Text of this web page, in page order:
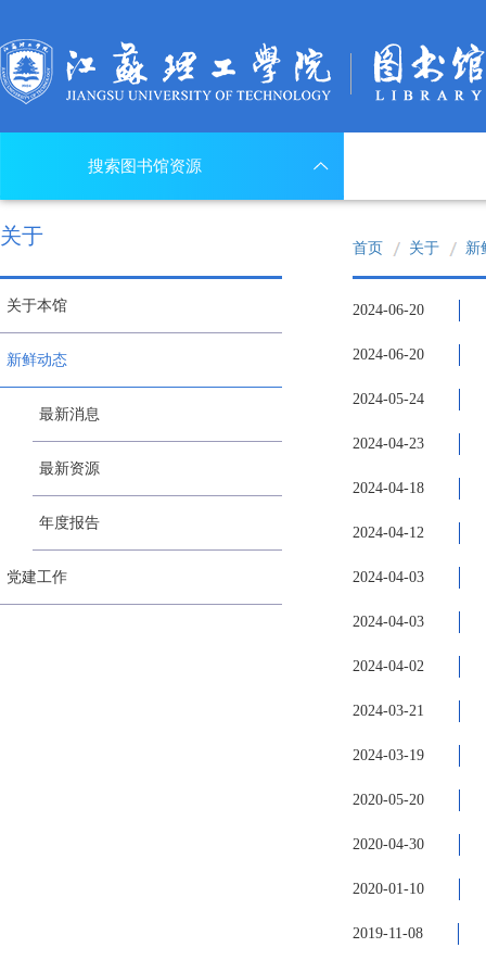
搜索图书馆资源
关于
关于本馆
新鲜动态
最新消息
最新资源
年度报告
党建工作
首页 关于 新
2024-06-20
2024-06-20
2024-05-24
2024-04-23
2024-04-18
2024-04-12
2024-04-03
2024-04-03
2024-04-02
2024-03-21
2024-03-19
2020-05-20
2020-04-30
2020-01-10
2019-11-08